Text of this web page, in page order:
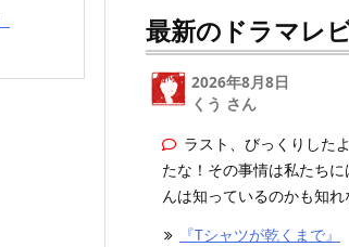
最新のドラマレ
2026年8月8日
くう さん
ラスト、びっくりした
たな！その事情は私たちに
んは知っているのかも知
『Tシャツが乾くまで』